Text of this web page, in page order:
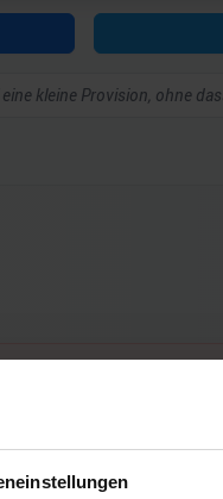
kleine Provision, ohne